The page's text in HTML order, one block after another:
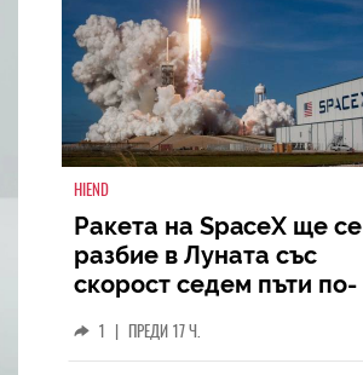
HIEND
Ракета на SpaceX ще се
разбие в Луната със
скорост седем пъти по-
звука
1 | ПРЕДИ 17 Ч.